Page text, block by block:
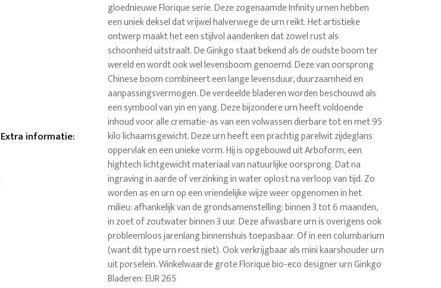
Extra informatie:
gloednieuwe Florique serie. Deze zogenaamde Infinity urnen hebben
een uniek deksel dat vrijwel halverwege de urn reikt. Het artistieke
ontwerp maakt het een stijlvol aandenken dat zowel rust als
schoonheid uitstraalt. De Ginkgo staat bekend als de oudste boom ter
wereld en wordt ook wel levensboom genoemd. Deze van oorsprong
Chinese boom combineert een lange levensduur, duurzaamheid en
aanpassingsvermogen. De verdeelde bladeren worden beschouwd als
een symbool van yin en yang. Deze bijzondere urn heeft voldoende
inhoud voor alle crematie-as van een volwassen dierbare tot en met 95
kilo lichaamsgewicht. Deze urn heeft een prachtig parelwit zijdeglans
oppervlak en een unieke vorm. Hij is opgebouwd uit Arboform, een
hightech lichtgewicht materiaal van natuurlijke oorsprong. Dat na
ingraving in aarde of verzinking in water oplost na verloop van tijd. Zo
worden as en urn op een vriendelijke wijze weer opgenomen in het
milieu: afhankelijk van de grondsamenstelling: binnen 3 tot 6 maanden,
in zoet of zoutwater binnen 3 uur. Deze afwasbare urn is overigens ook
probleemloos jarenlang binnenshuis toepasbaar. Of in een columbarium
(want dit type urn roest niet). Ook verkrijgbaar als mini kaarshouder urn
uit porselein. Winkelwaarde grote Florique bio-eco designer urn Ginkgo
Bladeren: EUR 265